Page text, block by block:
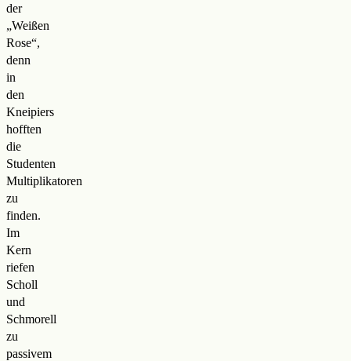
der
„Weißen
Rose“,
denn
in
den
Kneipiers
hofften
die
Studenten
Multiplikatoren
zu
finden.
Im
Kern
riefen
Scholl
und
Schmorell
zu
passivem